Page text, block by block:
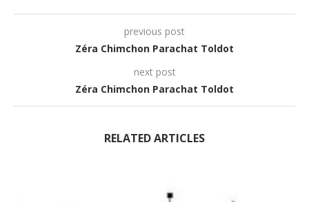
previous post
Zéra Chimchon Parachat Toldot
next post
Zéra Chimchon Parachat Toldot
RELATED ARTICLES